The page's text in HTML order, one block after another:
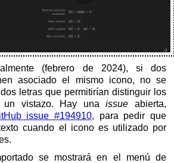
(febrero de 2024), si dos
asociado el mismo icono, no se
letras que permitirían distinguir los
un vistazo. Hay unaissue abierta,
issue #194910, para pedir que
cuando el icono es utilizado por
se mostrará en el menú de